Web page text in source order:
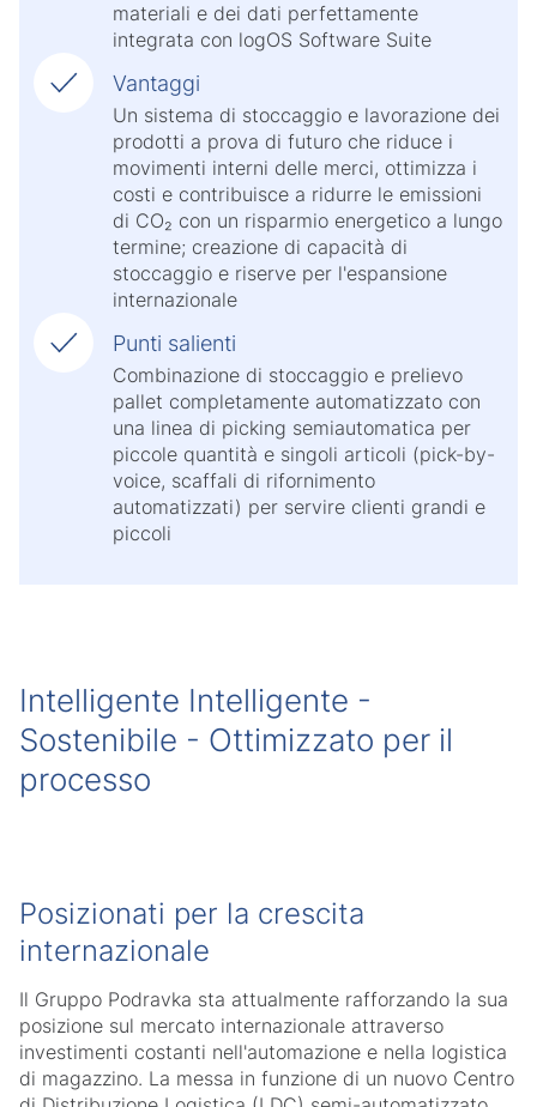
materiali e dei dati perfettamente
integrata con logOS Software Suite
Vantaggi
Un sistema di stoccaggio e lavorazione dei
prodotti a prova di futuro che riduce i
movimenti interni delle merci, ottimizza i
costi e contribuisce a ridurre le emissioni
di CO₂ con un risparmio energetico a lungo
termine; creazione di capacità di
stoccaggio e riserve per l'espansione
internazionale
Punti salienti
Combinazione di stoccaggio e prelievo
pallet completamente automatizzato con
una linea di picking semiautomatica per
piccole quantità e singoli articoli (pick-by-
voice, scaffali di rifornimento
automatizzati) per servire clienti grandi e
piccoli
Intelligente Intelligente -
Sostenibile - Ottimizzato per il
processo
Posizionati per la crescita
internazionale
Il Gruppo Podravka sta attualmente rafforzando la sua
posizione sul mercato internazionale attraverso
investimenti costanti nell'automazione e nella logistica
di magazzino. La messa in funzione di un nuovo Centro